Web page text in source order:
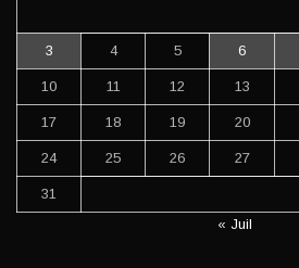
3 4 5 6
10 11 12 13
17 18 19 20
24 25 26 27
31
« Juil